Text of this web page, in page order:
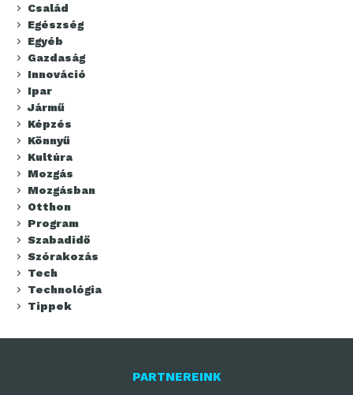
Család
Egészség
Egyéb
Gazdaság
Innováció
Ipar
Jármű
Képzés
Könnyű
Kultúra
Mozgás
Mozgásban
Otthon
Program
Szabadidő
Szórakozás
Tech
Technológia
Tippek
PARTNEREINK